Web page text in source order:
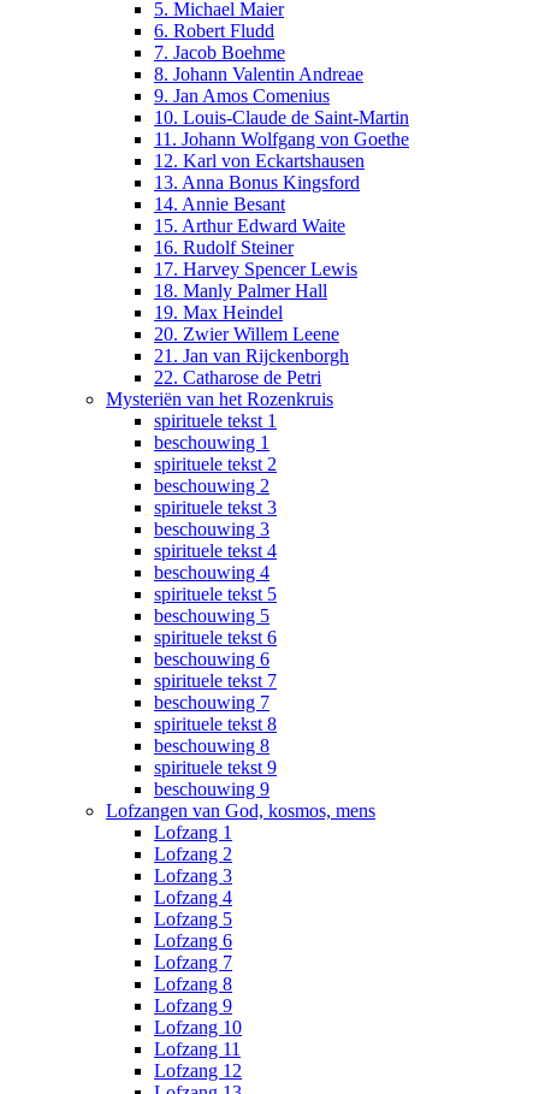
5. Michael Maier
6. Robert Fludd
7. Jacob Boehme
8. Johann Valentin Andreae
9. Jan Amos Comenius
10. Louis-Claude de Saint-Martin
11. Johann Wolfgang von Goethe
12. Karl von Eckartshausen
13. Anna Bonus Kingsford
14. Annie Besant
15. Arthur Edward Waite
16. Rudolf Steiner
17. Harvey Spencer Lewis
18. Manly Palmer Hall
19. Max Heindel
20. Zwier Willem Leene
21. Jan van Rijckenborgh
22. Catharose de Petri
Mysteriën van het Rozenkruis
spirituele tekst 1
beschouwing 1
spirituele tekst 2
beschouwing 2
spirituele tekst 3
beschouwing 3
spirituele tekst 4
beschouwing 4
spirituele tekst 5
beschouwing 5
spirituele tekst 6
beschouwing 6
spirituele tekst 7
beschouwing 7
spirituele tekst 8
beschouwing 8
spirituele tekst 9
beschouwing 9
Lofzangen van God, kosmos, mens
Lofzang 1
Lofzang 2
Lofzang 3
Lofzang 4
Lofzang 5
Lofzang 6
Lofzang 7
Lofzang 8
Lofzang 9
Lofzang 10
Lofzang 11
Lofzang 12